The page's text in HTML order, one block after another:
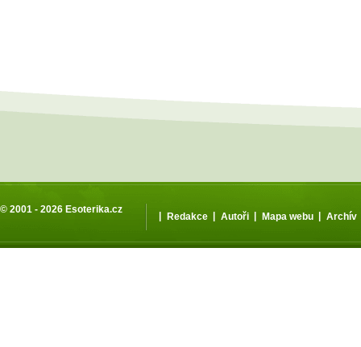
© 2001 - 2026 Esoterika.cz
| Redakce | Autoři | Mapa webu | Archív